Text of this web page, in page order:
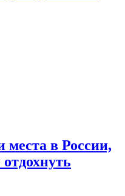
места в России,